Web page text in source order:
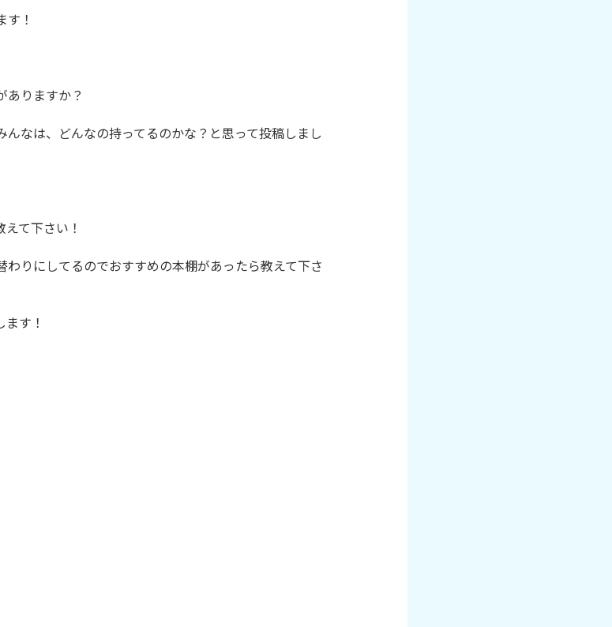
！
ありますか？
なは、どんなの持ってるのかな？と思って投稿しまし
て下さい！
りにしてるのでおすすめの本棚があったら教えて下さ
す！